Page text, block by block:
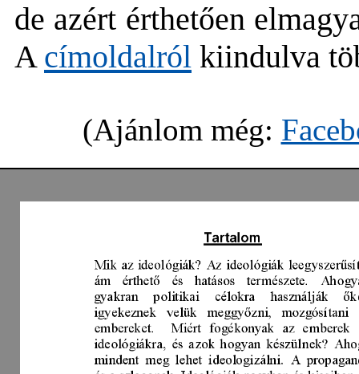
de azért érthetően
A címoldalról kiindulva
(Ajánlom még: